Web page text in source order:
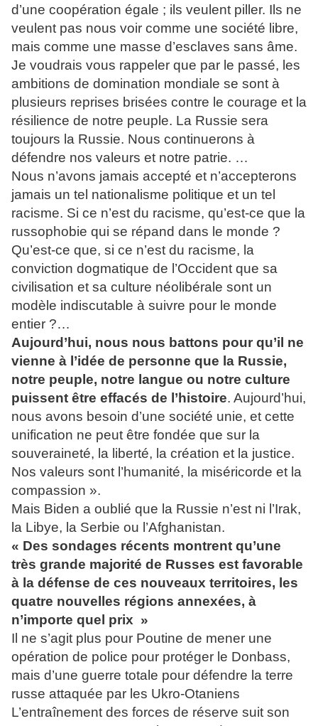
d’une coopération égale ; ils veulent piller. Ils ne
veulent pas nous voir comme une société libre,
mais comme une masse d’esclaves sans âme.
Je voudrais vous rappeler que par le passé, les
ambitions de domination mondiale se sont à
plusieurs reprises brisées contre le courage et la
résilience de notre peuple. La Russie sera
toujours la Russie. Nous continuerons à
défendre nos valeurs et notre patrie. …
Nous n’avons jamais accepté et n’accepterons
jamais un tel nationalisme politique et un tel
racisme. Si ce n’est du racisme, qu’est-ce que la
russophobie qui se répand dans le monde ?
Qu’est-ce que, si ce n’est du racisme, la
conviction dogmatique de l’Occident que sa
civilisation et sa culture néolibérale sont un
modèle indiscutable à suivre pour le monde
entier ?…
Aujourd’hui, nous nous battons pour qu’il ne
vienne à l’idée de personne que la Russie,
notre peuple, notre langue ou notre culture
puissent être effacés de l’histoire. Aujourd’hui,
nous avons besoin d’une société unie, et cette
unification ne peut être fondée que sur la
souveraineté, la liberté, la création et la justice.
Nos valeurs sont l’humanité, la miséricorde et la
compassion ».
Mais Biden a oublié que la Russie n’est ni l’Irak,
la Libye, la Serbie ou l’Afghanistan.
« Des sondages récents montrent qu’une
très grande majorité de Russes est favorable
à la défense de ces nouveaux territoires, les
quatre nouvelles régions annexées, à
n’importe quel prix »
Il ne s’agit plus pour Poutine de mener une
opération de police pour protéger le Donbass,
mais d’une guerre totale pour défendre la terre
russe attaquée par les Ukro-Otaniens
L’entraînement des forces de réserve suit son